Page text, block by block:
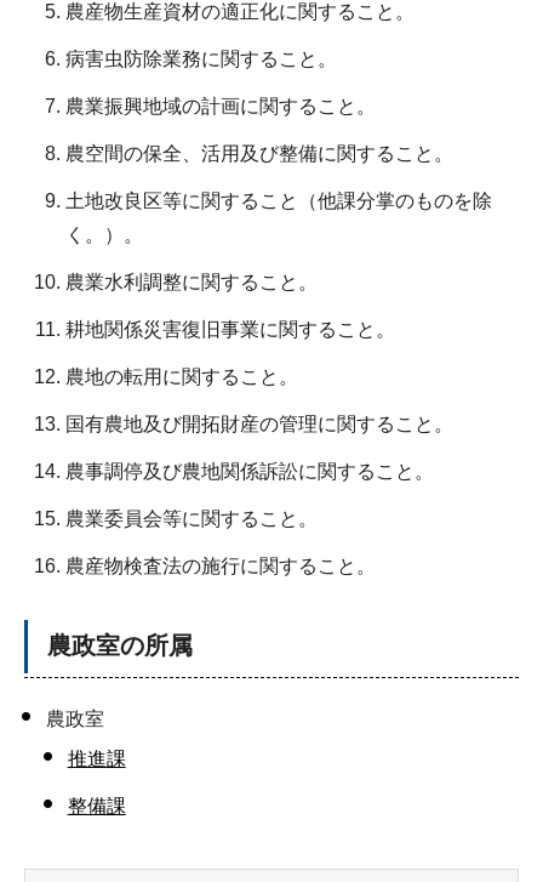
農産物生産資材の適正化に関すること。
病害虫防除業務に関すること。
農業振興地域の計画に関すること。
農空間の保全、活用及び整備に関すること。
土地改良区等に関すること（他課分掌のものを除
く。）。
農業水利調整に関すること。
耕地関係災害復旧事業に関すること。
農地の転用に関すること。
国有農地及び開拓財産の管理に関すること。
農事調停及び農地関係訴訟に関すること。
農業委員会等に関すること。
農産物検査法の施行に関すること。
農政室の所属
農政室
推進課
整備課